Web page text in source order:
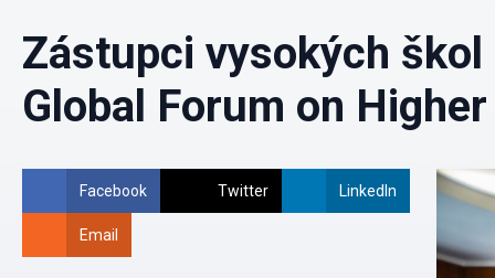
Zástupci vysokých
Global Forum on
Facebook Twitter LinkedIn
Email